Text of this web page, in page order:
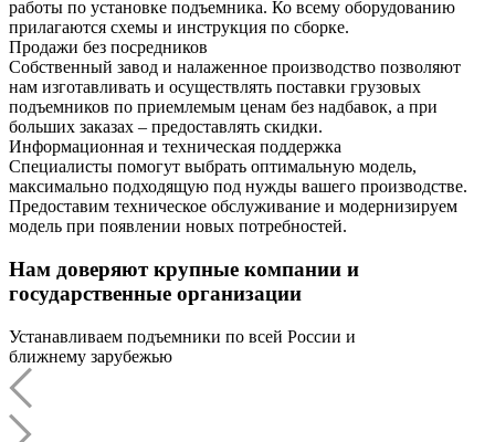
работы по установке подъемника. Ко всему оборудованию
прилагаются схемы и инструкция по сборке.
Продажи без посредников
Собственный завод и налаженное производство позволяют
нам изготавливать и осуществлять поставки грузовых
подъемников по приемлемым ценам без надбавок, а при
больших заказах – предоставлять скидки.
Информационная и техническая поддержка
Специалисты помогут выбрать оптимальную модель,
максимально подходящую под нужды вашего производстве.
Предоставим техническое обслуживание и модернизируем
модель при появлении новых потребностей.
Нам доверяют крупные компании и
государственные организации
Устанавливаем подъемники по всей России и
ближнему зарубежью